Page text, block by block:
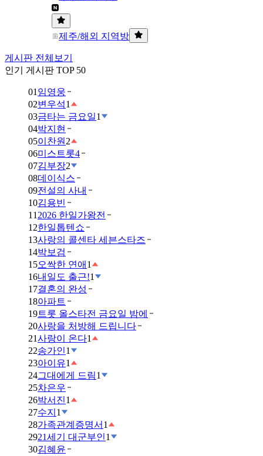
제주/해외 지역방
게시판 전체보기
인기 게시판 TOP 50
01 임영웅
02변우석1
03금타는 금요일1
04박지현
05이찬원 2
06미스트롯4
07김부장2
08데이식스
09전설의 사내
10김용빈
11 2026 한일가왕전
12한일톱텐쇼
13사랑의 콜센타 세븐스타즈
14박보검
15오싹한 연애 1
16내일도 출근!1
17결혼의 완성
18아파트
19트롯 올스타전 금요일 밤에
20사랑을 처방해 드립니다
21사랑이 온다1
22송가인1
23아이유1
24그대에게 드림1
25차은우
26박서진1
27수지 1
28가족관계증명서 1
2921세기 대군부인1
30김혜윤